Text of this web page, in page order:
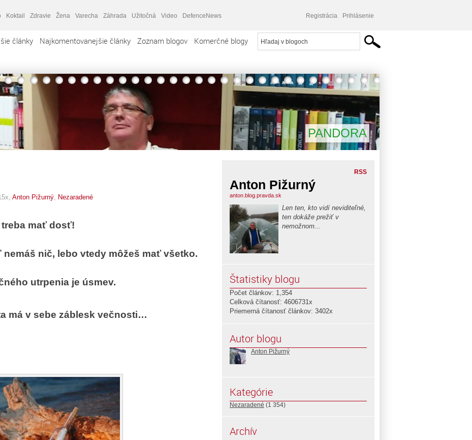
Koktail Zdravie Žena Varecha Záhrada Užitočná Video DefenceNews Registrácia Prihlásenie
články Najkomentovanejšie články Zoznam blogov Komerčné blogy
PANDORA
Anton Pižurný Nezaradené
treba mať dosť!
nemáš nič, lebo vtedy môžeš mať všetko.
utrpenia je úsmev.
má v sebe záblesk večnosti…
RSS
Anton Pižurný
anton.blog.pravda.sk
Len ten, kto vidí neviditeľné,
ten dokáže prežiť v
nemožnom...
Štatistiky blogu
Počet článkov: 1,354
Celková čítanosť: 4606731x
Priemerná čítanosť článkov: 3402x
Autor blogu
Anton Pižurný
Kategórie
Nezaradené (1 354)
Archív